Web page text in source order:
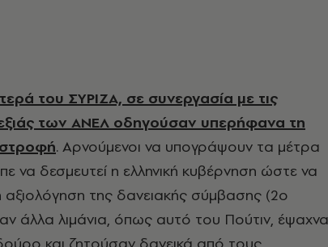
του ΣΥΡΙΖΑ, σε συνεργασία με τις
των ΑΝΕΛ οδηγούσαν υπερήφανα τη
. Αρνούμενοι να υπογράψουν τα μέτρα
να δεσμευτεί η ελληνική κυβέρνηση ώστε να
αξιολόγηση της δανειακής σύμβασης (2ο
άλλα λιμάνια, όπως αυτό του Πούτιν,